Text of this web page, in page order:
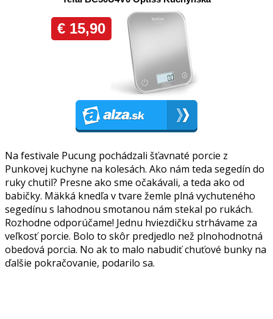
Na festivale Pucung pochádzali šťavnaté porcie z
Punkovej kuchyne na kolesách. Ako nám teda segedín do
ruky chutil? Presne ako sme očakávali, a teda ako od
babičky. Mäkká knedľa v tvare žemle plná vychuteného
segedínu s lahodnou smotanou nám stekal po rukách.
Rozhodne odporúčame! Jednu hviezdičku strhávame za
veľkosť porcie. Bolo to skôr predjedlo než plnohodnotná
obedová porcia. No ak to malo nabudiť chuťové bunky na
ďalšie pokračovanie, podarilo sa.